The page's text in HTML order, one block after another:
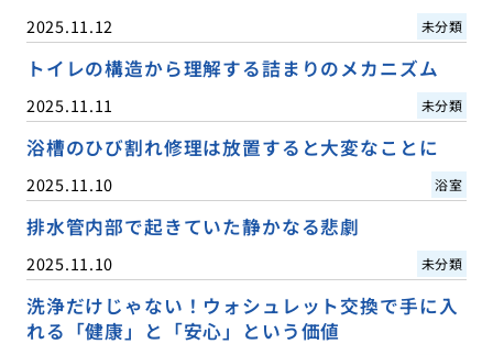
2025.11.12 未分類
トイレの構造から理解する詰まりのメカニズム
2025.11.11 未分類
浴槽のひび割れ修理は放置すると大変なことに
2025.11.10 浴室
排水管内部で起きていた静かなる悲劇
2025.11.10 未分類
洗浄だけじゃない！ウォシュレット交換で手に入
れる「健康」と「安心」という価値